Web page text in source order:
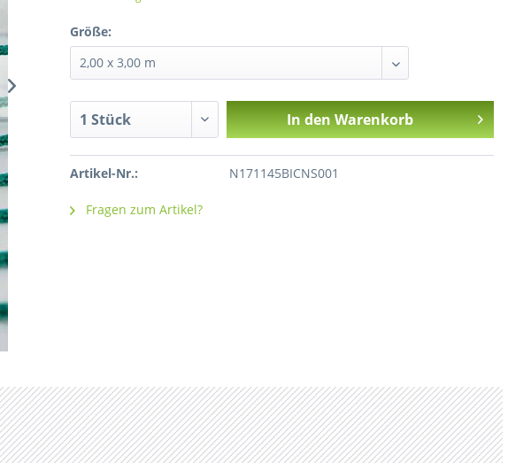
Größe:
In denWarenkorb
Artikel-Nr.: N171145BICNS001
Fragen zum Artikel?